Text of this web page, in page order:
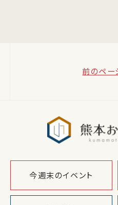
前のペー
今週末のイベント